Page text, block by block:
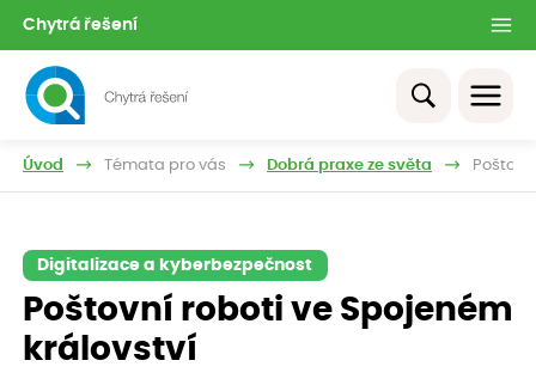
Chytrá řešení
Úvod Témata pro vás Dobrá praxe ze světa
Digitalizace a kyberbezpečnost
Poštovní roboti ve Spojeném
království